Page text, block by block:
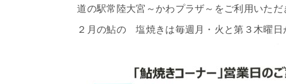
道の駅常陸大宮～かわプラザ～をご利用いただ
２月の鮎の 塩焼きは毎週月・火と第３木曜日